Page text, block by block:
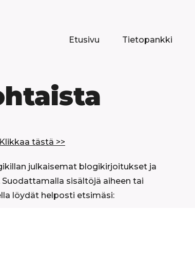
Etusivu Tietopankki
Klikkaa tästä >>
julkaisemat blogikirjoitukset ja
sisältöjä aiheen tai
löydät helposti etsimäsi: